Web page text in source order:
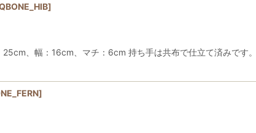
]
、幅：16cm、マチ：6cm 持ち手は共布で仕立て済みです
]